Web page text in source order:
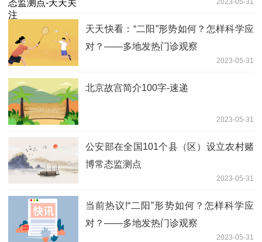
天天快看：“二阳”形势如何？怎样科学应
对？——多地发热门诊观察
2023-05-31
北京故宫简介100字-速递
2023-05-31
公安部在全国101个县（区）设立农村赌
博常态监测点
2023-05-31
当前热议!“二阳”形势如何？怎样科学应
对？——多地发热门诊观察
2023-05-31